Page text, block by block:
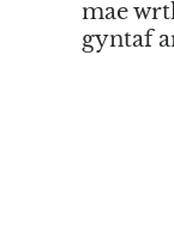
mae
gyntaf